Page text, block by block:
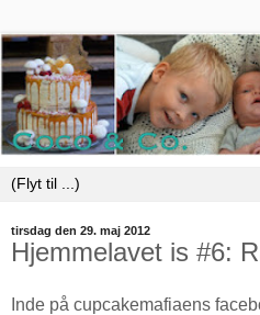
tirsdag den 29. maj 2012
Hjemmelavet is #6:
Inde på cupcakemafiaens